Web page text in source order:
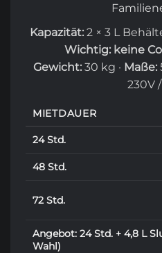
Kapazität:2 × 3 L
Wichtig: keine
Gewicht: 30 kg · Maße:
230V
MIETDAUER
24 Std.
48 Std.
72 Std.
Angebot: 24 Std. + 4,8 L
Wahl)